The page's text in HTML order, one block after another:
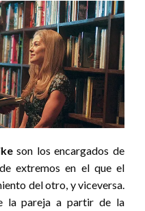
son los encargados de
extremos en el que el
del otro, y viceversa.
la pareja a partir de la